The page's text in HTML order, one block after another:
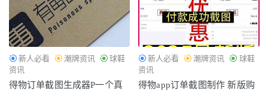
新人必看 潮牌资讯
球鞋
资讯
得物订单截图生成器P一个真
新人必看 潮牌资讯
球鞋
资讯
得物app订单截图制作 新版购